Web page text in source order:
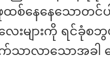
နေနေသောတင်ပါ
းများကို ရင်ခုံစ
က်သာလာသောအခါ